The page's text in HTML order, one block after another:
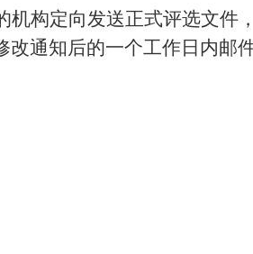
机构定向发送正式评选文件
通知后的一个工作日内邮